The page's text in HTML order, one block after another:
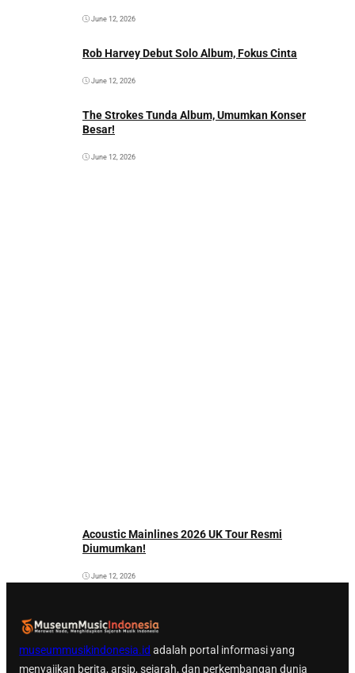
June 12, 2026
Rob Harvey Debut Solo Album, Fokus Cinta
June 12, 2026
The Strokes Tunda Album, Umumkan Konser
Besar!
June 12, 2026
Acoustic Mainlines 2026 UK Tour Resmi
Diumumkan!
June 12, 2026
museummusikindonesia.id adalah portal informasi yang
menyajikan berita, arsip, sejarah, dan perkembangan dunia